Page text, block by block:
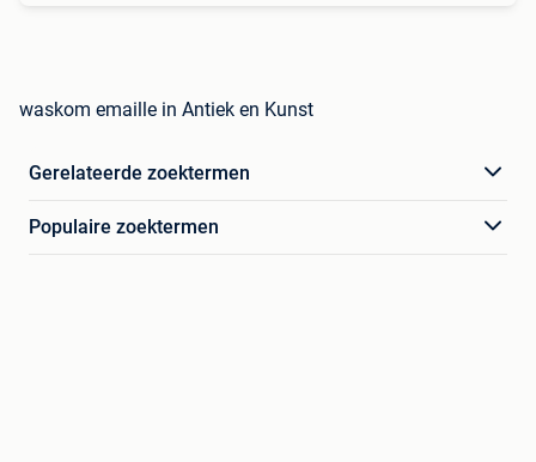
waskom emaille in Antiek en Kunst
Gerelateerde zoektermen
Populaire zoektermen